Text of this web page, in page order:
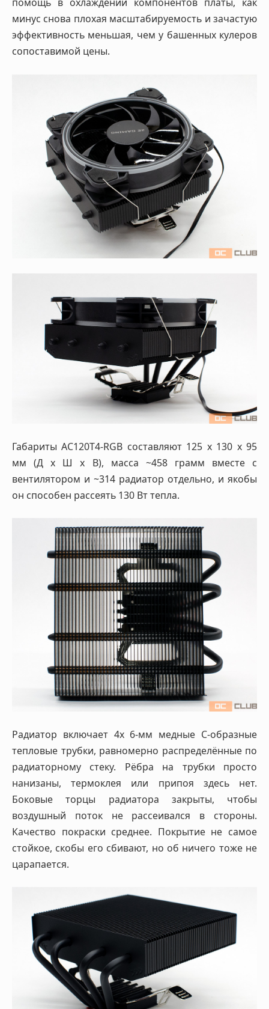
помощь в охлаждении компонентов платы, как
минус снова плохая масштабируемость и зачастую
эффективность меньшая, чем у башенных кулеров
сопоставимой цены.
Габариты AC120T4-RGB составляют 125 х 130 х 95
мм (Д х Ш х В), масса ~458 грамм вместе с
вентилятором и ~314 радиатор отдельно, и якобы
он способен рассеять 130 Вт тепла.
Радиатор включает 4х 6-мм медные С-образные
тепловые трубки, равномерно распределённые по
радиаторному стеку. Рёбра на трубки просто
нанизаны, термоклея или припоя здесь нет.
Боковые торцы радиатора закрыты, чтобы
воздушный поток не рассеивался в стороны.
Качество покраски среднее. Покрытие не самое
стойкое, скобы его сбивают, но об ничего тоже не
царапается.